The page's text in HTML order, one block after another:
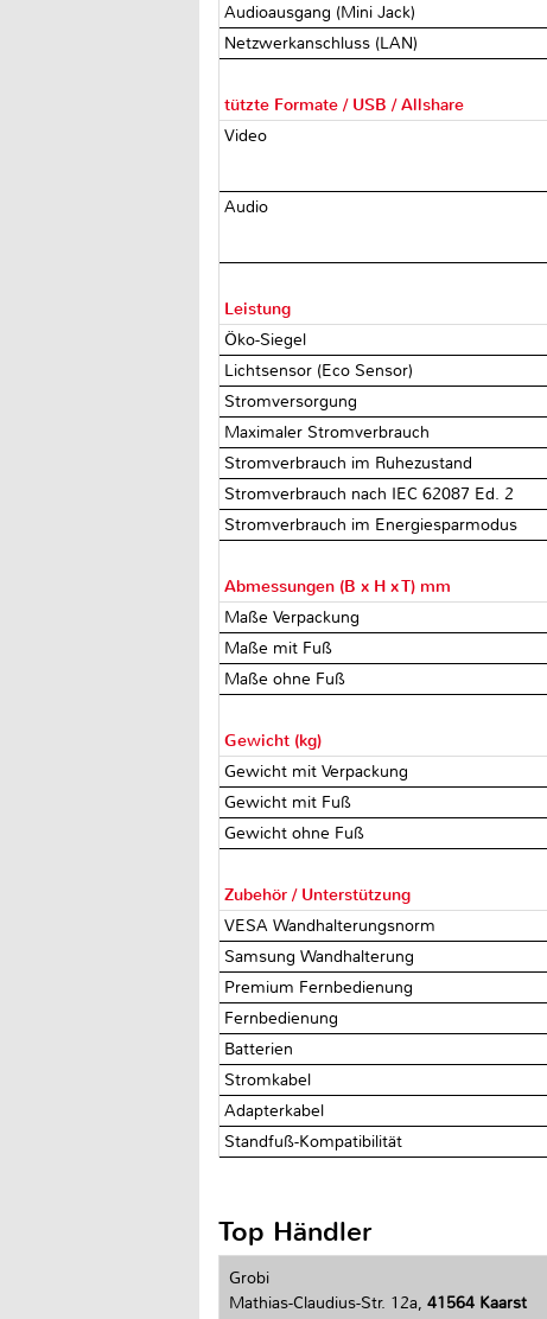
Audioausgang (Mini Jack)
Netzwerkanschluss (LAN)
tützte Formate / USB / Allshare
Video
Audio
Leistung
Öko-Siegel
Lichtsensor (Eco Sensor)
Stromversorgung
Maximaler Stromverbrauch
Stromverbrauch im Ruhezustand
Stromverbrauch nach IEC 62087 Ed. 2
Stromverbrauch im Energiesparmodus
Abmessungen (B x H x T) mm
Maße Verpackung
Maße mit Fuß
Maße ohne Fuß
Gewicht (kg)
Gewicht mit Verpackung
Gewicht mit Fuß
Gewicht ohne Fuß
Zubehör / Unterstützung
VESA Wandhalterungsnorm
Samsung Wandhalterung
Premium Fernbedienung
Fernbedienung
Batterien
Stromkabel
Adapterkabel
Standfuß-Kompatibilität
Top Händler
Grobi
Mathias-Claudius-Str. 12a, 41564 Kaarst